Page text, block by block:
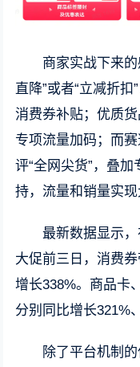
商家实战下来
直降”或者“立减折
消费券补贴；优质
专项流量加码；而
评“全网尖货”，叠
持，流量和销量实现
最新数据显示
大促前三日，消费
增长338%。商品卡
分别同比增长321%
除了平台机制